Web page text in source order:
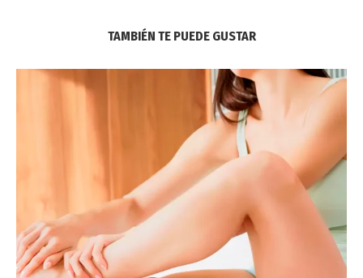
TAMBIÉN TE PUEDE GUSTAR